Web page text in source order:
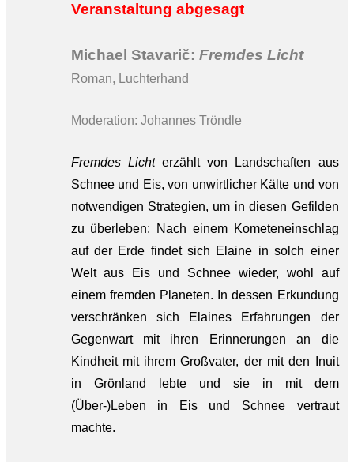
Veranstaltung abgesagt
Michael Stavarič: Fremdes Licht
Roman, Luchterhand
Moderation: Johannes Tröndle
Fremdes Lichterzählt von Landschaften aus
Schnee und Eis, von unwirtlicher Kälte und von
notwendigen Strategien, um in diesen Gefilden
zu überleben: Nach einem Kometeneinschlag
auf der Erde findet sich Elaine in solch einer
Welt aus Eis und Schnee wieder, wohl auf
einem fremden Planeten. In dessen Erkundung
verschränken sich Elaines Erfahrungen der
Gegenwart mit ihren Erinnerungen an die
Kindheit mit ihrem Großvater, der mit den Inuit
in Grönland lebte und sie in mit dem
(Über-)Leben in Eis und Schnee vertraut
machte.